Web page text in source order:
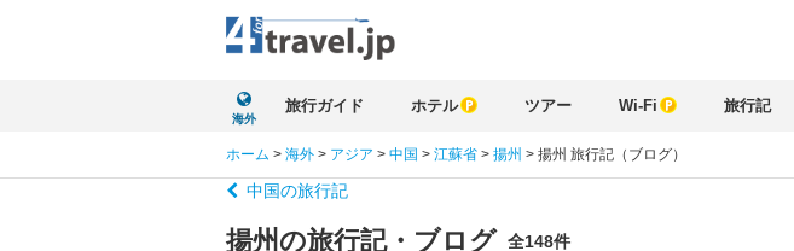
海外
旅行ガイド ホテル ツアー Wi-Fi 旅行記
ホーム > 海外 > アジア > 中国 > 江蘇省 > 揚州 > 揚州 旅行記（ブログ）
中国の旅行記
揚州の旅行記・ブログ 全148件